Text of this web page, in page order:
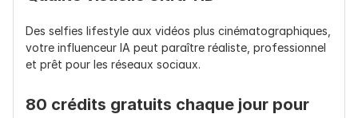
Des selfies lifestyle aux vidéos plus cinématographiques,
votre influenceur IA peut paraître réaliste, professionnel
et prêt pour les réseaux sociaux.
80 crédits gratuits chaque jour pour